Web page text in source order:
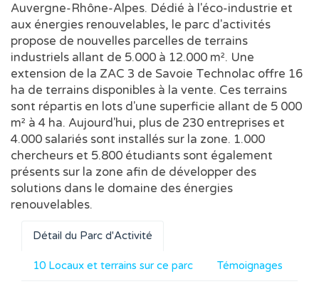
Auvergne-Rhône-Alpes. Dédié à l'éco-industrie et
aux énergies renouvelables, le parc d'activités
propose de nouvelles parcelles de terrains
industriels allant de 5.000 à 12.000 m². Une
extension de la ZAC 3 de Savoie Technolac offre 16
ha de terrains disponibles à la vente. Ces terrains
sont répartis en lots d'une superficie allant de 5 000
m² à 4 ha. Aujourd'hui, plus de 230 entreprises et
4.000 salariés sont installés sur la zone. 1.000
chercheurs et 5.800 étudiants sont également
présents sur la zone afin de développer des
solutions dans le domaine des énergies
renouvelables.
Détail du Parc d'Activité
10 Locaux et terrains sur ce parc Témoignages